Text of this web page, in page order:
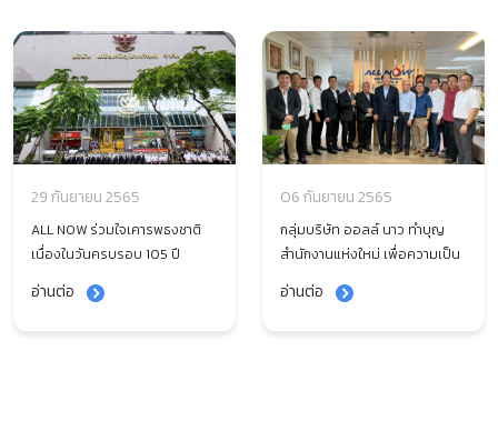
29 กันยายน 2565
ALL NOW ร่วมใจเคารพธงชาติ
เนื่องในวันครบรอบ 105 ปี
วันพระราชทานธงชาติไทย
อ่านต่อ
06 กันยายน 2565
กลุ่มบริษัท ออลล์ นาว ทำบุญ
สำนักงานแห่งใหม่ เพื่อความเป็น
สิริมงคล
อ่านต่อ